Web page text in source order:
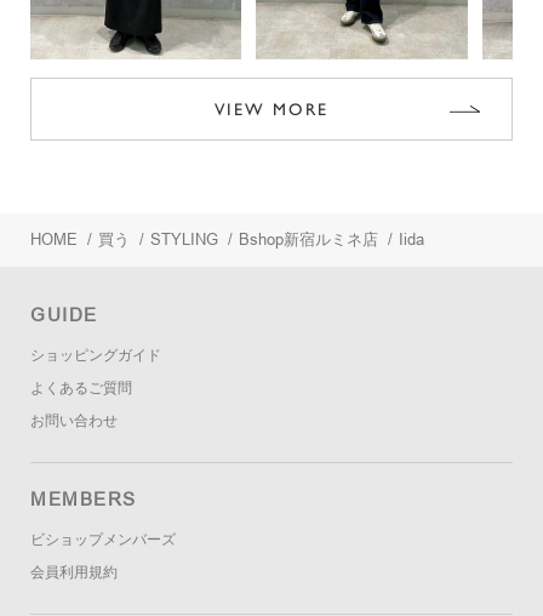
VIEW MORE
HOME / 買う / STYLING / Bshop新宿ルミネ店 / Iida
GUIDE
ショッピングガイド
よくあるご質問
お問い合わせ
MEMBERS
ビショップメンバーズ
会員利用規約